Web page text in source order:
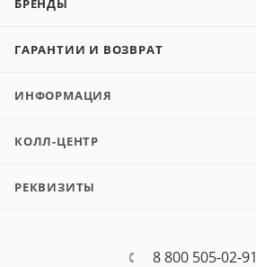
БРЕНДЫ
ГАРАНТИИ И ВОЗВРАТ
ИНФОРМАЦИЯ
КОЛЛ-ЦЕНТР
РЕКВИЗИТЫ
8 800 505-02-91